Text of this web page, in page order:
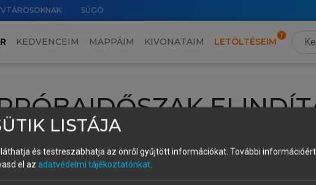
SÚGÓ
KEDVENCEIM MAPPÁIM KIVONATAIM LETÖLTÉSEIM
megtekintéséhez lépj be a saját fiókoddal, iskolai azonosítóddal vagy
Új felhasználóként1 óra díjmentes hozzáférésrevagy
elindításához,
vagy hozz
LISTÁJA
és testreszabhatja az önről gyűjtött információkat. További
el az adatvédelmi tájékoztatónkat.